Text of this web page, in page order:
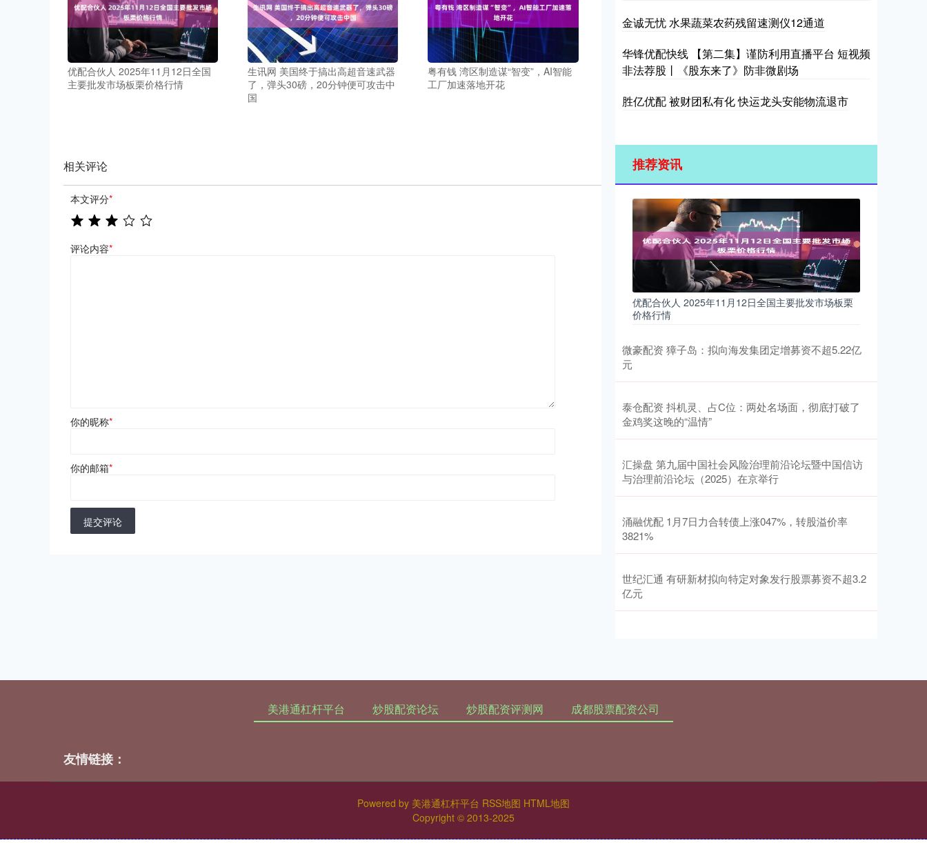
优配合伙人 2025年11月12日全国
主要批发市场板栗价格行情
生讯网 美国终于搞出高超音速武器
了，弹头30磅，20分钟便可攻击中
国
粤有钱 湾区制造谋“智变”，AI智能
工厂加速落地开花
相关评论
本文评分*
评论内容*
你的昵称*
你的邮箱*
提交评论
金诚无忧 水果蔬菜农药残留速测仪12通道
华锋优配快线 【第二集】谨防利用直播平台 短视频
非法荐股丨《股东来了》防非微剧场
胜亿优配 被财团私有化 快运龙头安能物流退市
推荐资讯
优配合伙人 2025年11月12日全国主要批发市场板栗
价格行情
微豪配资 獐子岛：拟向海发集团定增募资不超5.22亿
元
泰仓配资 抖机灵、占C位：两处名场面，彻底打破了
金鸡奖这晚的“温情”
汇操盘 第九届中国社会风险治理前沿论坛暨中国信访
与治理前沿论坛（2025）在京举行
涌融优配 1月7日力合转债上涨047%，转股溢价率
3821%
世纪汇通 有研新材拟向特定对象发行股票募资不超3.2
亿元
美港通杠杆平台 炒股配资论坛 炒股配资评测网 成都股票配资公司
友情链接：
Powered by 美港通杠杆平台 RSS地图 HTML地图
Copyright © 2013-2025